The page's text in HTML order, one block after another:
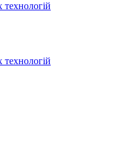
технологій
технологій